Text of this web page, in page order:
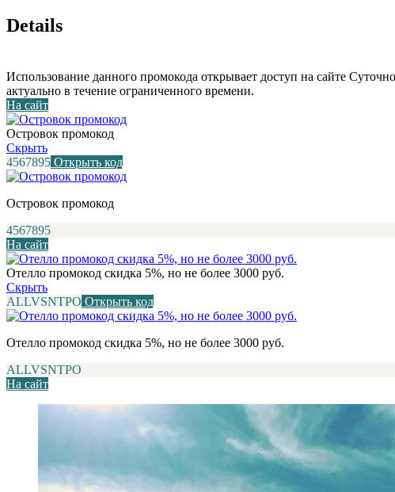
Details
Использование данного промокода открывает доступ на сайте
актуально в течение ограниченного времени.
На сайт
Островок промокод
Скрыть
4567895 Открыть код
Островок промокод
4567895
На сайт
Отелло промокод скидка 5%, но не более 3000 руб.
Скрыть
ALLVSNTPO Открыть код
Отелло промокод скидка 5%, но не более 3000 руб.
ALLVSNTPO
На сайт